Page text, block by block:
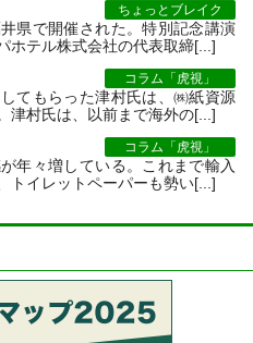
ちょっとブレイク
県で開催された。特別記念講演
ホテル株式会社の代表取締[...]
コラム「虎視」
てもらった津村氏は、㈱紙資源
津村氏は、以前まで海外の[...]
コラム「虎視」
年々増している。これまで輸入
トイレットペーパーも勢い[...]